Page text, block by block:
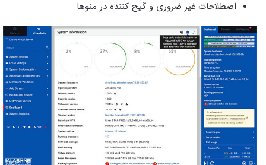
اصطلاحات غیر ضروری و گیج کننده در منوها